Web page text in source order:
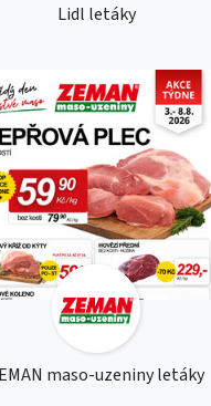
Lidl letáky
maso-uzeniny letáky